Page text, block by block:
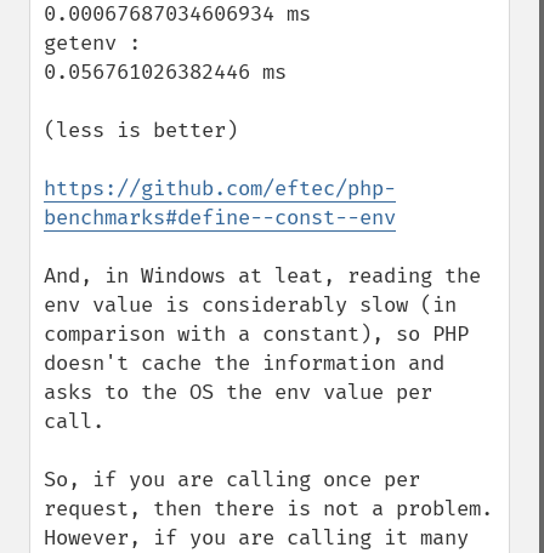
0.00067687034606934 ms
getenv :
0.056761026382446 ms
(less is better)
https://github.com/eftec/php-
benchmarks#define--const--env
And, in Windows at leat, reading the
env value is considerably slow (in
comparison with a constant), so PHP
doesn't cache the information and
asks to the OS the env value per
call.
So, if you are calling once per
request, then there is not a problem.
However, if you are calling it many